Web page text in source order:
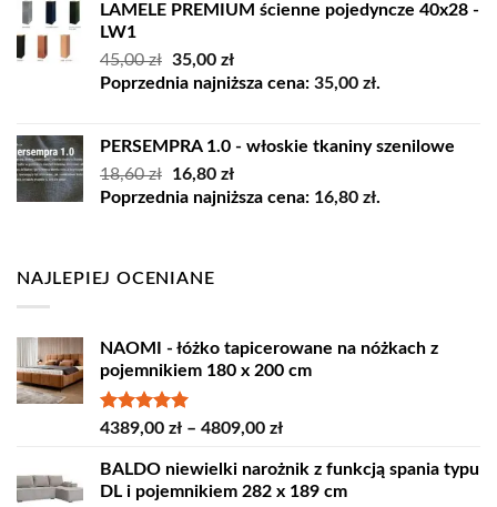
LAMELE PREMIUM ścienne pojedyncze 40x28 -
LW1
45,00zł Pierwotna
cena
35,00 złAktualna
cena
Poprzednia najniższa cena: 35,00 zł.
PERSEMPRA 1.0 - włoskie tkaniny szenilowe
18,60zł
Pierwotna
cena
16,80 złAktualna
cena
Poprzednia najniższa cena: 16,80 zł.
NAJLEPIEJ OCENIANE
NAOMI - łóżko tapicerowane na nóżkach z
pojemnikiem 180 x 200 cm
Oceniono
4389,00 zł – 4809,00 złZakres
od
4389,00 zł
BALDO niewielki narożnik z funkcją spania typu
DL i pojemnikiem 282 x 189 cm